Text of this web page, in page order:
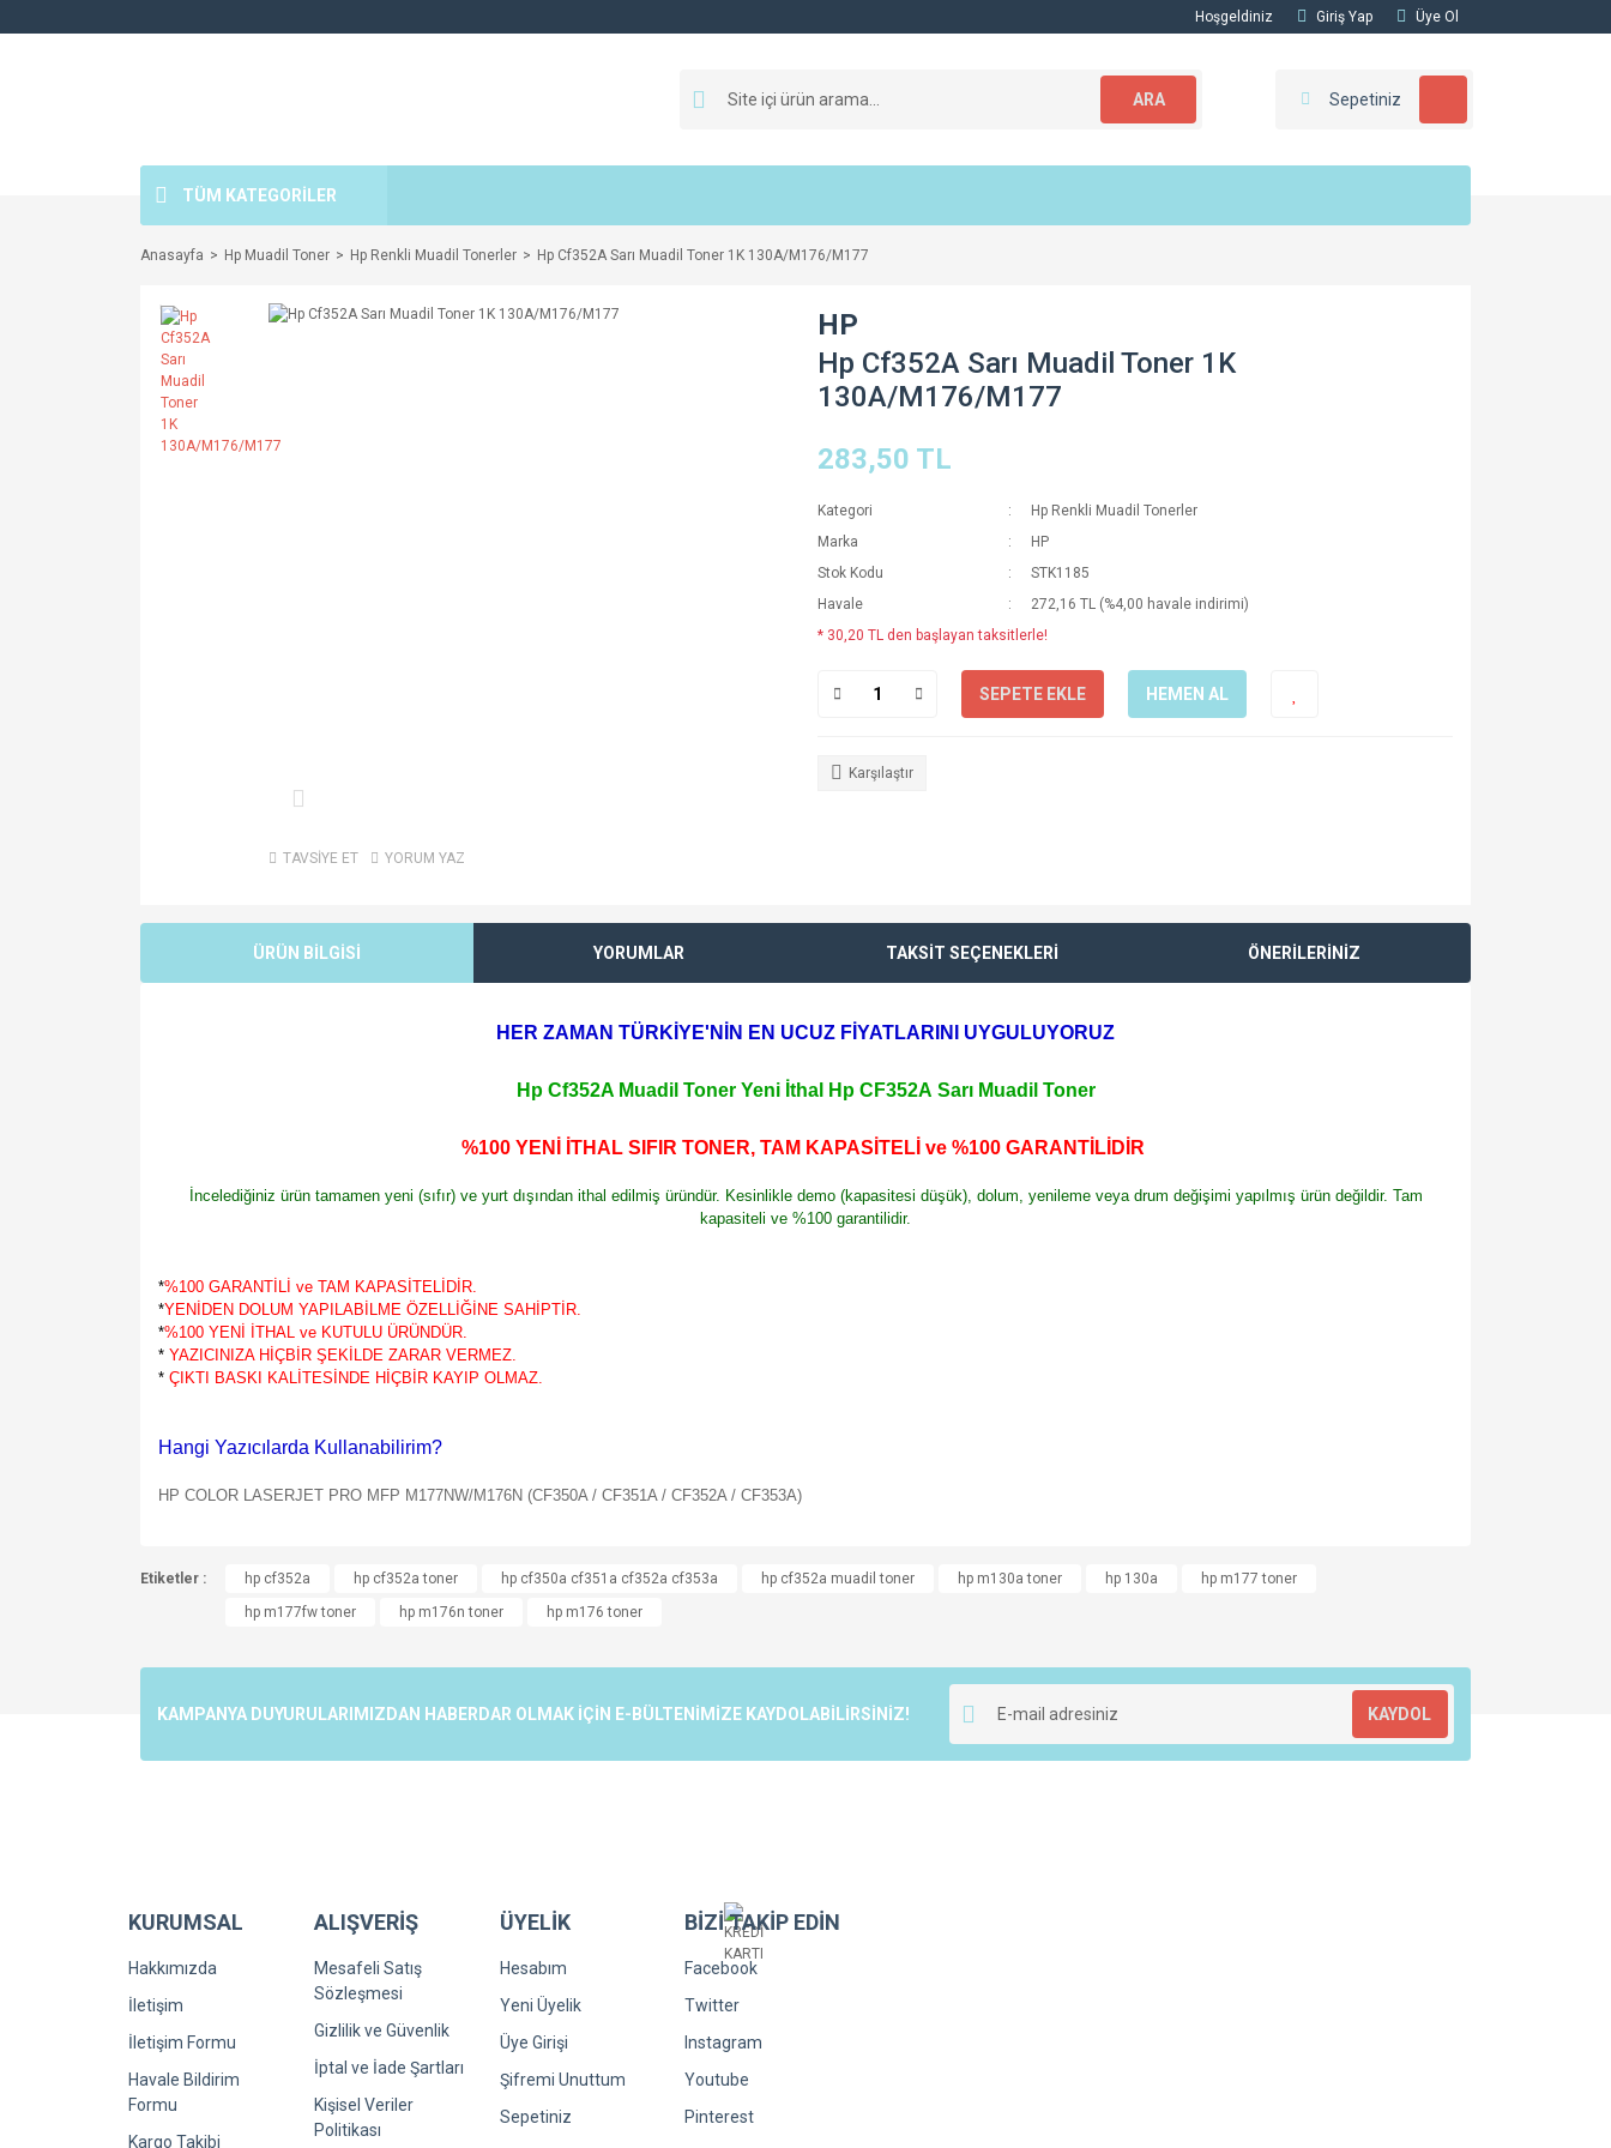
Hoşgeldiniz Giriş Yap Üye Ol
ARA Sepetiniz
TÜM KATEGORİLER
Anasayfa Hp Muadil Toner Hp Renkli Muadil Tonerler Hp Cf352A Sarı Muadil Toner 1K 130A/M176/M177
TAVSİYE ET YORUM YAZ
HP
Hp Cf352A Sarı Muadil Toner 1K
130A/M176/M177
283,50 TL
Kategori
Hp Renkli Muadil Tonerler
Marka
HP
Stok Kodu
STK1185
Havale
272,16 TL (%4,00 havale indirimi)
* 30,20 TL den başlayan taksitlerle!
SEPETE EKLE HEMEN AL
Karşılaştır
ÜRÜN BİLGİSİ YORUMLAR TAKSİT SEÇENEKLERİ ÖNERİLERİNİZ
HER ZAMAN TÜRKİYE'NİN EN UCUZ FİYATLARINI UYGULUYORUZ
Hp Cf352A Muadil Toner Yeni İthal Hp CF352A Sarı Muadil Toner
%100 YENİ İTHAL SIFIR TONER, TAM KAPASİTELİ ve %100 GARANTİLİDİR
İncelediğiniz ürün tamamen yeni (sıfır) ve yurt dışından ithal edilmiş üründür. Kesinlikle demo (kapasitesi düşük), dolum, yenileme veya drum değişimi yapılmış ürün değildir. Tam
kapasiteli ve %100 garantilidir.
*%100 GARANTİLİ ve TAM KAPASİTELİDİR.
*YENİDEN DOLUM YAPILABİLME ÖZELLİĞİNE SAHİPTİR.
*%100 YENİ İTHAL ve KUTULU ÜRÜNDÜR.
* YAZICINIZA HİÇBİR ŞEKİLDE ZARAR VERMEZ.
* ÇIKTI BASKI KALİTESİNDE HİÇBİR KAYIP OLMAZ.
Hangi Yazıcılarda Kullanabilirim?
HP COLOR LASERJET PRO MFP M177NW/M176N (CF350A / CF351A / CF352A / CF353A)
Bu ürüne ilk yorumu siz yapın!
Yorum Yaz
Görüş ve önerileriniz için teşekkür ederiz.
Ürün bilgilerinde hatalar bulunuyor.
Gönder
Etiketler : hp cf352a hp cf352a toner hp cf350a cf351a cf352a cf353a hp cf352a muadil toner hp m130a toner hp 130a
hp m177 toner
hp m177fw toner
hp m176n toner hp m176 toner
KAMPANYA DUYURULARIMIZDAN HABERDAR OLMAK İÇİN E-BÜLTENİMİZE KAYDOLABİLİRSİNİZ! KAYDOL
KURUMSAL
Hakkımızda
İletişim
İletişim Formu
Havale Bildirim
Formu
Kargo Takibi
ALIŞVERİŞ
Mesafeli Satış
Sözleşmesi
Gizlilik ve Güvenlik
İptal ve İade Şartları
Kişisel Veriler
Politikası
ÜYELİK
Hesabım
Yeni Üyelik
Üye Girişi
Şifremi Unuttum
Sepetiniz
BİZİ TAKİP EDİN
Facebook
Twitter
Instagram
Youtube
Pinterest